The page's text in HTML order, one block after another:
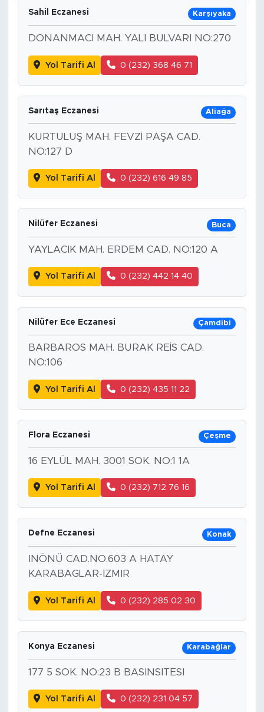
Sahil Eczanesi Karşıyaka
DONANMACI MAH. YALI BULVARI NO:270
Yol Tarifi Al 0 (232) 368 46 71
Sarıtaş Eczanesi Aliağa
KURTULUŞ MAH. FEVZİ PAŞA CAD.
NO:127 D
Yol Tarifi Al 0 (232) 616 49 85
Nilüfer Eczanesi Buca
YAYLACIK MAH. ERDEM CAD. NO:120 A
Yol Tarifi Al 0 (232) 442 14 40
Nilüfer Ece Eczanesi Çamdibi
BARBAROS MAH. BURAK REİS CAD.
NO:106
Yol Tarifi Al 0 (232) 435 11 22
Flora Eczanesi Çeşme
16 EYLÜL MAH. 3001 SOK. NO:1 1A
Yol Tarifi Al 0 (232) 712 76 16
Defne Eczanesi Konak
INÖNÜ CAD.NO.603 A HATAY
KARABAGLAR-IZMIR
Yol Tarifi Al 0 (232) 285 02 30
Konya Eczanesi Karabağlar
177 5 SOK. NO:23 B BASINSITESI
Yol Tarifi Al 0 (232) 231 04 57